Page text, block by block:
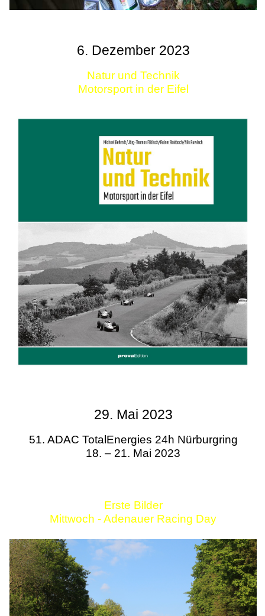
6. Dezember 2023
Natur und Technik
Motorsport in der Eifel
29. Mai 2023
51. ADAC TotalEnergies 24h Nürburgring
18. – 21. Mai 2023
Erste Bilder
Mittwoch - Adenauer Racing Day